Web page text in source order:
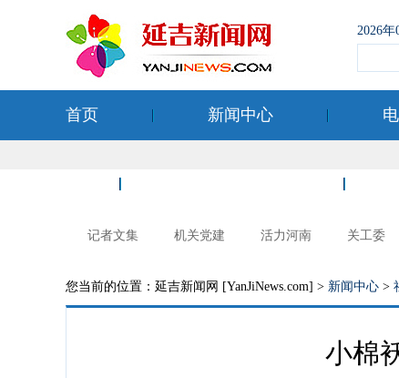
2026
首页 新闻中心
记者文集 机关党建 活力河南 关工委
您当前的位置：延吉新闻网 [YanJiNews.com] > 新闻中心 >
小棉